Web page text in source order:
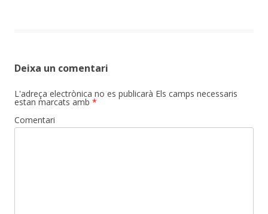
Deixa un comentari
L'adreça electrònica no es publicarà Els camps necessaris
estan marcats amb *
Comentari